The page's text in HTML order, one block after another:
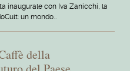
inaugurale con Iva Zanicchi, la
un mondo…
della